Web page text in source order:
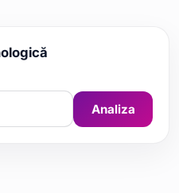
Analiza